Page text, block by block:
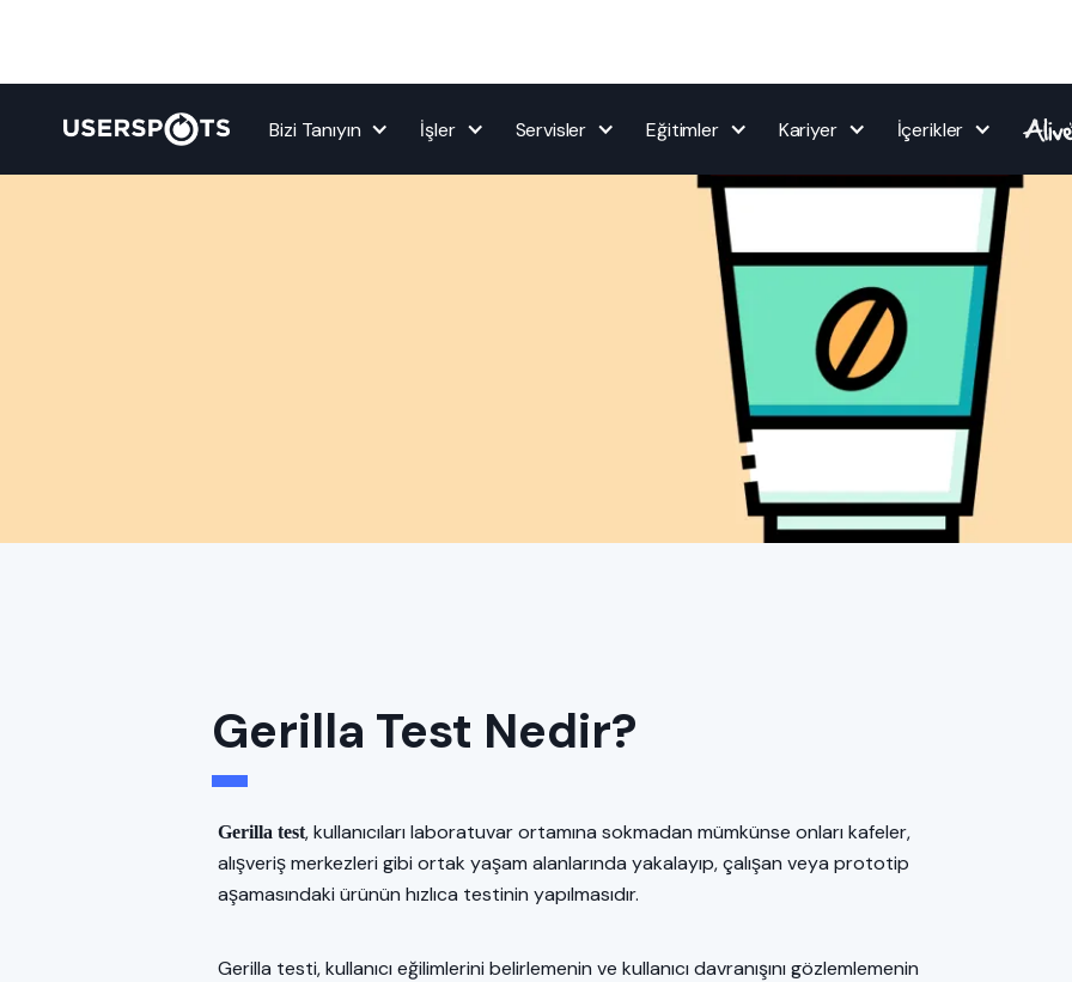
Bizi Tanıyın İşler Servisler Eğitimler Kariyer İçerikler
Gerilla Test Nedir?
Gerilla test, kullanıcıları laboratuvar ortamına sokmadan mümkünse onları kafeler,
alışveriş merkezleri gibi ortak yaşam alanlarında yakalayıp, çalışan veya prototip
aşamasındaki ürünün hızlıca testinin yapılmasıdır.
Gerilla testi, kullanıcı eğilimlerini belirlemenin ve kullanıcı davranışını gözlemlemenin